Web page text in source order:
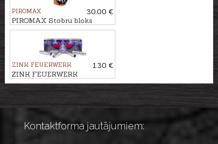
PIROMAX
30.00 €
PIROMAX Stobru bloks
IRYD, 19 - ŠĀV.
ZINK FEUERWERK
1.30 €
ZINK FEUERWERK
Signālraķete ANGLE EYES,
15mm
Kontaktforma jautājumiem: